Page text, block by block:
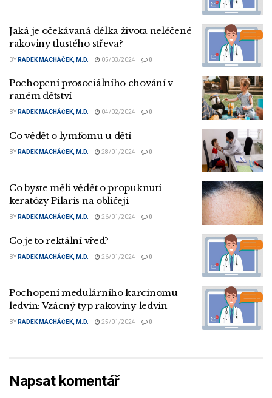
Jaká je očekávaná délka života neléčené
rakoviny tlustého střeva?
BY RADEK MACHÁČEK, M.D. 05/03/2024 0
Pochopení prosociálního chování v
raném dětství
BY RADEK MACHÁČEK, M.D. 04/02/2024 0
Co vědět o lymfomu u dětí
BY RADEK MACHÁČEK, M.D. 28/01/2024 0
Co byste měli vědět o propuknutí
keratózy Pilaris na obličeji
BY RADEK MACHÁČEK, M.D. 26/01/2024 0
Co je to rektální vřed?
BY RADEK MACHÁČEK, M.D. 26/01/2024 0
Pochopení medulárního karcinomu
ledvin: Vzácný typ rakoviny ledvin
BY RADEK MACHÁČEK, M.D. 25/01/2024 0
Napsat komentář